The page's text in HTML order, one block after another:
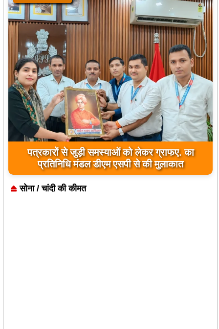
पत्रकारों से जुड़ी समस्याओं को लेकर ग्राफए. का
प्रतिनिधि मंडल डीएम एसपी से की मुलाकात
जिला कारागार में दो पावरलूम सेट का उद्घाटन, बंदियों को
मिलेगा रोजगार का अवसर
सोना / चांदी की कीमत